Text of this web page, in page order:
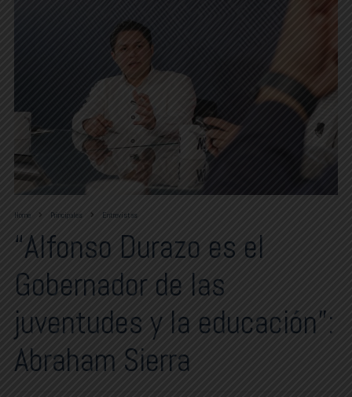
Home Principales Entrevistas
“Alfonso Durazo es el
Gobernador de las
juventudes y la educación”:
Abraham Sierra